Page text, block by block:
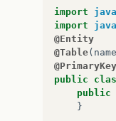
private
@Column
private
@Column
private
public
import
import
@Entity
@Table( name
public
public
}